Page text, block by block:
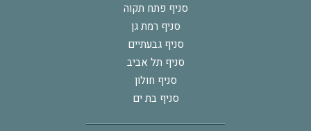
סניף פתח תקוה
סניף רמת גן
סניף גבעתיים
סניף תל אביב
סניף חולון
סניף בת ים